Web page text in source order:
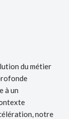
du métier
à un
notre